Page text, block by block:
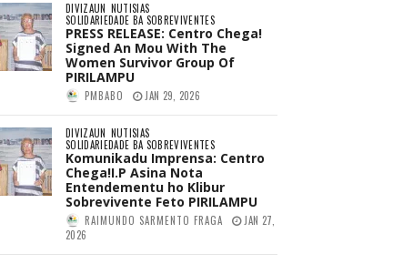
DIVIZAUN NUTISIAS
SOLIDARIEDADE BA SOBREVIVENTES
PRESS RELEASE: Centro Chega!
Signed An Mou With The
Women Survivor Group Of
PIRILAMPU
PMBABO JAN 29, 2026
DIVIZAUN NUTISIAS
SOLIDARIEDADE BA SOBREVIVENTES
Komunikadu Imprensa: Centro
Chega!I.P Asina Nota
Entendementu ho Klibur
Sobrevivente Feto PIRILAMPU
RAIMUNDO SARMENTO FRAGA
JAN 27,
2026